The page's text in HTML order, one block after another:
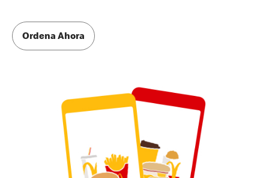
Ordena Ahora